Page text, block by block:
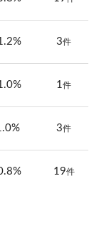
3件
1件
3件
19件